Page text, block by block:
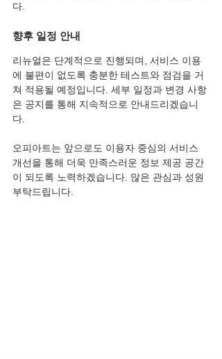
다.
향후 일정 안내
리뉴얼은 단계적으로 진행되며, 서비스 이용
에 불편이 없도록 충분한 테스트와 점검을 거
쳐 적용될 예정입니다. 세부 일정과 변경 사항
은 공지를 통해 지속적으로 안내드리겠습니
다.
오피아트는 앞으로도 이용자 중심의 서비스
개선을 통해 더욱 만족스러운 정보 제공 공간
이 되도록 노력하겠습니다. 많은 관심과 성원
부탁드립니다.